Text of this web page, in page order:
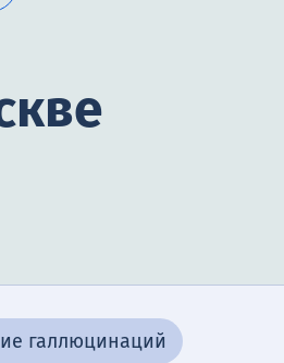
галлюцинаций